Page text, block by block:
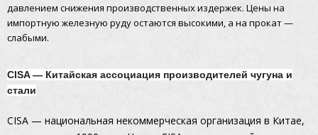
давлением снижения производственных издержек. Цены на
импортную железную руду остаются высокими, а на прокат —
слабыми.
CISA — Китайская ассоциация производителей чугуна и
стали
CISA — национальная некоммерческая организация в Китае,